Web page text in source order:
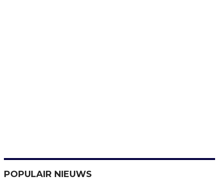
POPULAIR NIEUWS